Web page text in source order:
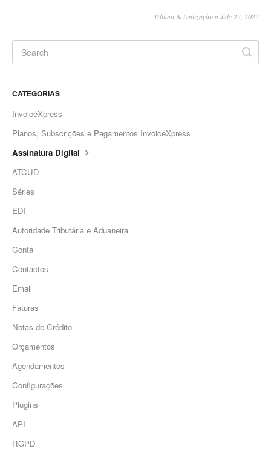
Última Actualização a July 22, 2022
CATEGORIAS
InvoiceXpress
Planos, Subscrições e Pagamentos InvoiceXpress
Assinatura Digital
ATCUD
Séries
EDI
Autoridade Tributária e Aduaneira
Conta
Contactos
Email
Faturas
Notas de Crédito
Orçamentos
Agendamentos
Configurações
Plugins
API
RGPD